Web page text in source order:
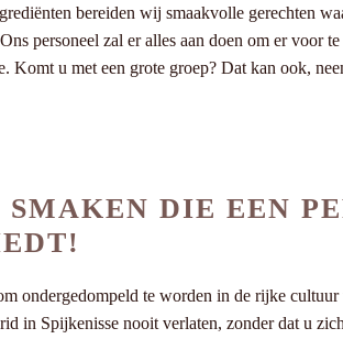
bereiden wij smaakvolle gerechten
personeel zal er alles aan doen om er voor
u met een grote groep? Dat kan ook,
DIE EEN
ondergedompeld te worden in de rijke
in Spijkenisse nooit verlaten, zonder dat u